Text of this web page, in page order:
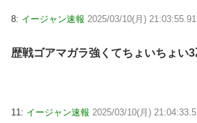
8: イージャン速報 2025/03/10(月) 21:03:55.91
歴戦ゴアマガラ強くてちょいちょい
11: イージャン速報 2025/03/10(月)